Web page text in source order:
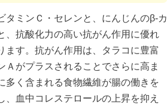
タミンＣ・セレンと、にんじんのβ‐カ
、抗酸化力の高い抗がん作用に優れ
ます。抗がん作用は、タラコに豊富
Ａがプラスされることでさらに高ま
多く含まれる食物繊維が腸の働きを
、血中コレステロールの上昇を抑え